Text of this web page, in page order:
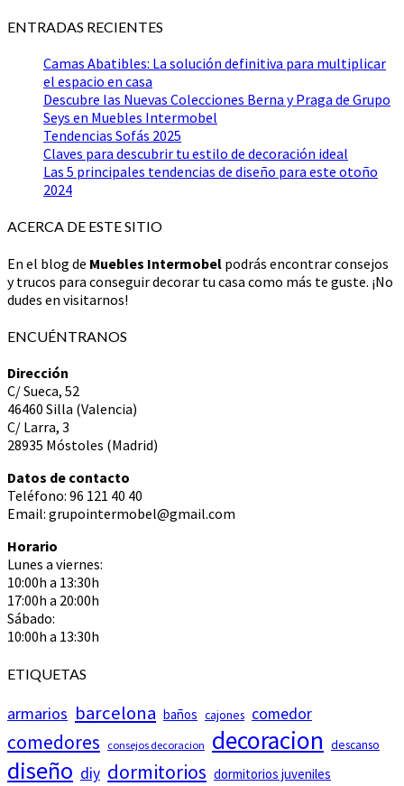
ENTRADAS RECIENTES
Camas Abatibles: La solución definitiva para multiplicar
el espacio en casa
Descubre las Nuevas Colecciones Berna y Praga de Grupo
Seys en Muebles Intermobel
Tendencias Sofás 2025
Claves para descubrir tu estilo de decoración ideal
Las 5 principales tendencias de diseño para este otoño
2024
ACERCA DE ESTE SITIO
En el blog de Muebles Intermobel podrás encontrar consejos
y trucos para conseguir decorar tu casa como más te guste. ¡No
dudes en visitarnos!
ENCUÉNTRANOS
Dirección
C/ Sueca, 52
46460 Silla (Valencia)
C/ Larra, 3
28935 Móstoles (Madrid)
Datos de contacto
Teléfono: 96 121 40 40
Email: grupointermobel@gmail.com
Horario
Lunes a viernes:
10:00h a 13:30h
17:00h a 20:00h
Sábado:
10:00h a 13:30h
ETIQUETAS
armarios barcelona baños cajones comedor
comedores consejos decoracion decoracion descanso
diseño diy dormitorios dormitorios juveniles